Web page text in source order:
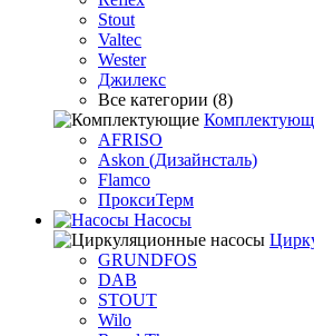
Stout
Valtec
Wester
Джилекс
Все категории (8)
AFRISO
Askon (Дизайнсталь)
Flamco
ПроксиТерм
Насосы
GRUNDFOS
DAB
STOUT
Wilo